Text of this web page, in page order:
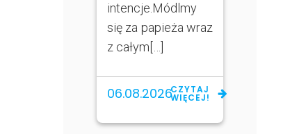
intencje.Módlmy
się za papieża wraz
z całym[…]
06.08.2026CZYTAJ
WIĘCEJ!